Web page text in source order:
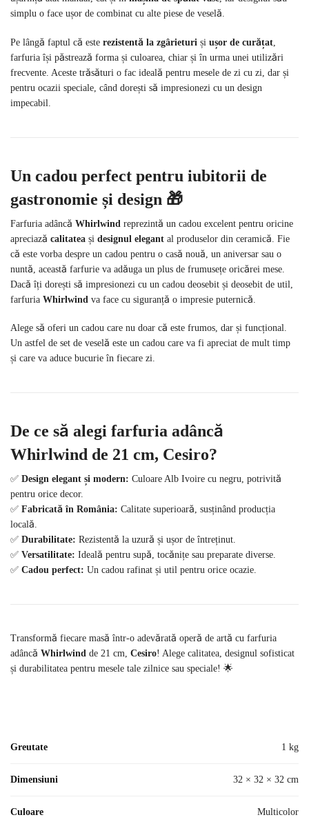
simplu o face ușor de combinat cu alte piese de veselă.
Pe lângă faptul că este rezistentă la zgârieturi și ușor de curățat
farfuria își păstrează forma și culoarea, chiar și în urma unei utilizări
frecvente. Aceste trăsături o fac ideală pentru mesele de zi cu zi, dar și
pentru ocazii speciale, când dorești să impresionezi cu un design
impecabil.
Un cadou perfect pentru iubitorii de
gastronomie și design 🎁
Farfuria adâncă Whirlwind reprezintă un cadou excelent pentru oricine
apreciază calitatea și designul elegant al produselor din ceramică. Fie
că este vorba despre un cadou pentru o casă nouă, un aniversar sau o
nuntă, această farfurie va adăuga un plus de frumusețe oricărei mese.
Dacă îți dorești să impresionezi cu un cadou deosebit și deosebit de util,
farfuria Whirlwind va face cu siguranță o impresie puternică.
Alege să oferi un cadou care nu doar că este frumos, dar și funcțional.
Un astfel de set de veselă este un cadou care va fi apreciat de mult timp
și care va aduce bucurie în fiecare zi.
De ce să alegi farfuria adâncă
Whirlwind de 21 cm, Cesiro?
✅ Design elegant și modern: Culoare Alb Ivoire cu negru, potrivită
pentru orice decor.
✅ Fabricată în România: Calitate superioară, susținând producția
locală.
✅ Durabilitate: Rezistentă la uzură și ușor de întreținut.
✅ Versatilitate: Ideală pentru supă, tocănițe sau preparate diverse.
✅ Cadou perfect: Un cadou rafinat și util pentru orice ocazie.
Transformă fiecare masă într-o adevărată operă de artă cu farfuria
adâncă Whirlwind de 21 cm, Cesiro! Alege calitatea, designul sofisticat
și durabilitatea pentru mesele tale zilnice sau speciale! 🌟
Greutate 1 kg
Dimensiuni 32 × 32 × 32 cm
Culoare Multicolor